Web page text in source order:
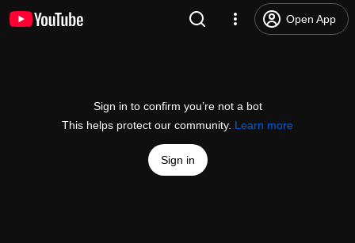
Open App
Sign in to confirm you’re not a bot
This helps protect our community. Learn more
Sign in